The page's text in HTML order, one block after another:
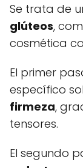
Se trata de
glúteos,
cosmética
El primer
específico
firmeza,
tensores.
El segundo